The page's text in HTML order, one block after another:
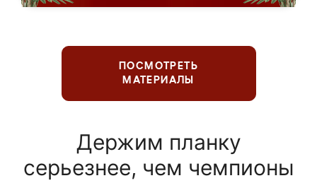
ПОСМОТРЕТЬ
МАТЕРИАЛЫ
Держим планку
серьезнее, чем чемпионы